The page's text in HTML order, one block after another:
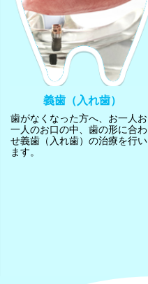
義歯（入れ歯）
歯がなくなった方へ、お一人お
一人のお口の中、歯の形に合わ
せ義歯（入れ歯）の治療を行い
ます。